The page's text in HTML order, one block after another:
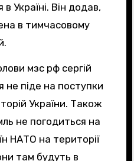
Україні. Він додав,
в тимчасовому
мзс рф сергій
не піде на поступки
України. Також
не погодиться на
НАТО на території
там будуть в